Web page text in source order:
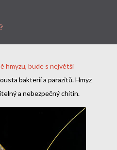
hmyzu, bude s největší
bakterií a parazitů. Hmyz
a nebezpečný chitin.